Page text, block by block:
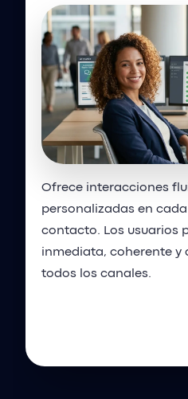
Ofrece interacciones
personalizadas en
contacto. Los usuarios
inmediata, coherente y
todos los canales.